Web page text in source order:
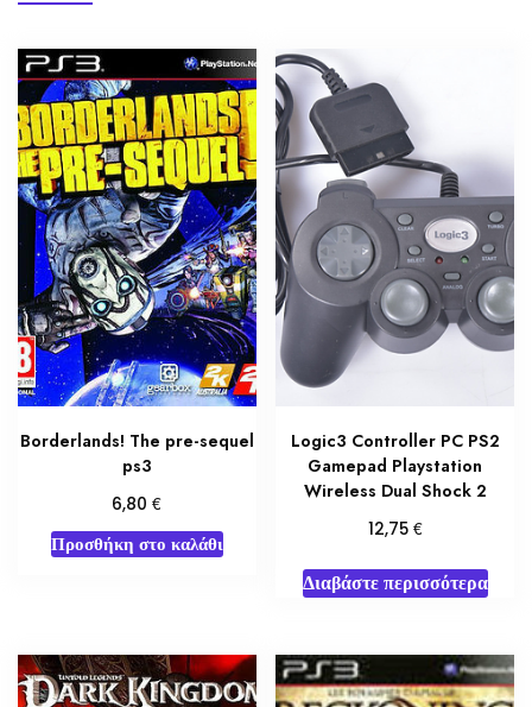
Borderlands! The pre-sequel
ps3
6,80€
Προσθήκη στο καλάθι
Logic3 Controller PC PS2
Gamepad Playstation
Wireless Dual Shock 2
12,75 €
Διαβάστε περισσότερα